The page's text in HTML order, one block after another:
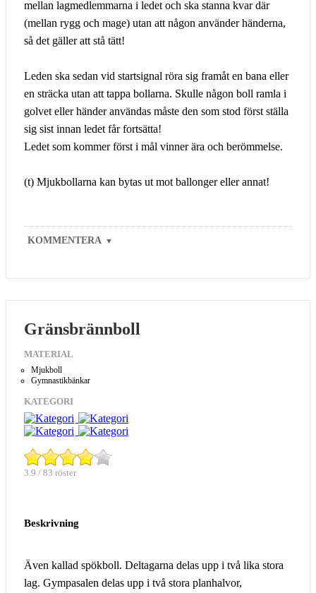
mellan lagmedlemmarna i ledet och ska stanna kvar där
(mellan rygg och mage) utan att någon använder händerna,
så det gäller att stå tätt!
Leden ska sedan vid startsignal röra sig framåt en bana eller
en sträcka utan att tappa bollarna. Skulle någon boll ramla i
golvet eller händer användas måste den som stod först ställa
sig sist innan ledet får fortsätta!
Ledet som kommer först i mål vinner ära och berömmelse.
(t) Mjukbollarna kan bytas ut mot ballonger eller annat!
KOMMENTERA ▼
Gränsbrännboll
MATERIAL
Mjukboll
Gymnastikbänkar
KATEGORI
3.9 / 83 röster
Beskrivning
Även kallad spökboll. Deltagarna delas upp i två lika stora
lag. Gympasalen delas upp i två stora planhalvor,